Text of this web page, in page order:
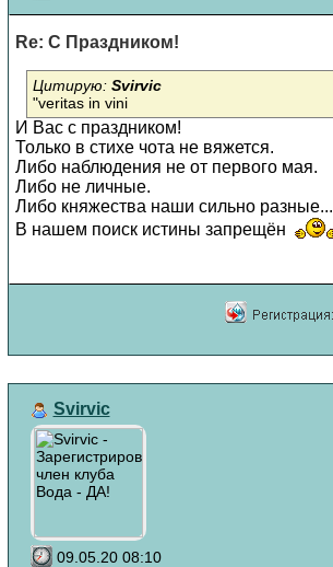
Re: С Праздником!
Цитирую: Svirvic
"veritas in vini
И Вас с праздником!
Только в стихе чота не вяжется.
Либо наблюдения не от первого мая.
Либо не личные.
Либо княжества наши сильно разные...
В нашем поиск истины запрещён
Svirvic
09.05.20 08:10